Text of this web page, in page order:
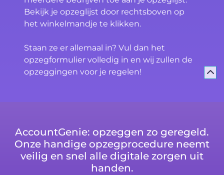
Bekijk je opzeglijst door rechtsboven op
het winkelmandje te klikken.
Staan ze er allemaal in? Vul dan het
opzegformulier volledig in en wij zullen de
opzeggingen voor je regelen!
AccountGenie: opzeggen zo geregeld.
Onze handige opzegprocedure neemt
veilig en snel alle digitale zorgen uit
handen.